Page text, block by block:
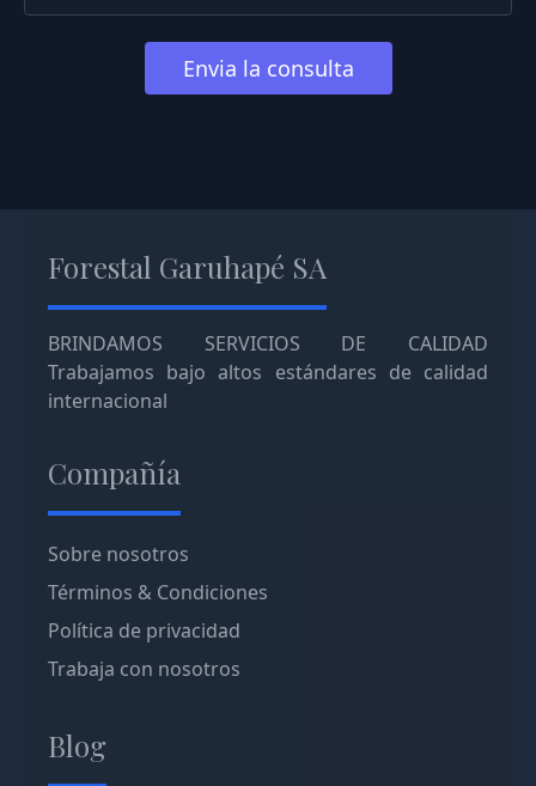
Envia la consulta
Forestal Garuhapé SA
BRINDAMOS SERVICIOS DE CALIDAD
Trabajamos bajo altos estándares de calidad
internacional
Compañía
Sobre nosotros
Términos & Condiciones
Política de privacidad
Trabaja con nosotros
Blog